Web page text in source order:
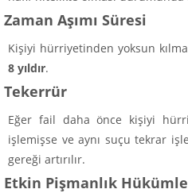
Zaman Aşımı Süresi
Kişiyi hürriyetinden yoksun
8 yıldır.
Tekerrür
Eğer fail daha önce kişiyi
işlemişse ve aynı suçu tekrar
gereği artırılır.
Etkin Pişmanlık